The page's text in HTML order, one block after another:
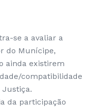
se a avaliar a
do Munícipe,
ainda existirem
compatibilidade
Justiça.
da participação